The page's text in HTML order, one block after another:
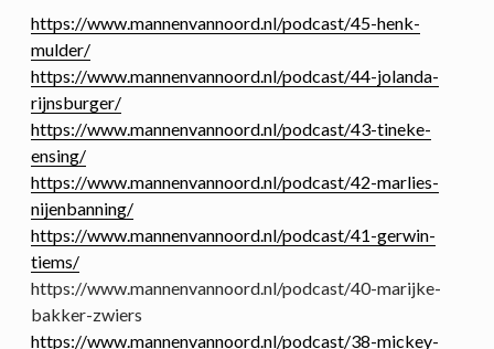
https://www.mannenvannoord.nl/podcast/45-henk-
mulder/
https://www.mannenvannoord.nl/podcast/44-jolanda-
rijnsburger/
https://www.mannenvannoord.nl/podcast/43-tineke-
ensing/
https://www.mannenvannoord.nl/podcast/42-marlies-
nijenbanning/
https://www.mannenvannoord.nl/podcast/41-gerwin-
tiems/
https://www.mannenvannoord.nl/podcast/40-marijke-
bakker-zwiers
https://www.mannenvannoord.nl/podcast/38-mickey-